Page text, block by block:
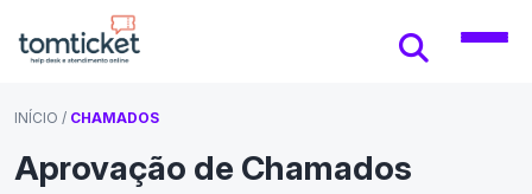
INÍCIO / CHAMADOS
Aprovação de Chamados